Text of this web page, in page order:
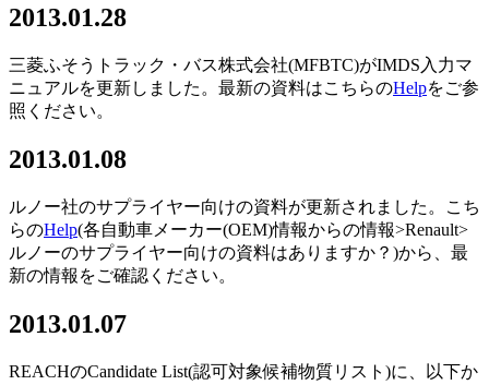
2013.01.28
三菱ふそうトラック・バス株式会社(MFBTC)がIMDS入力マ
ニュアルを更新しました。最新の資料はこちらのHelpをご参
照ください。
2013.01.08
ルノー社のサプライヤー向けの資料が更新されました。こち
らのHelp(各自動車メーカー(OEM)情報からの情報>Renault>
ルノーのサプライヤー向けの資料はありますか？)から、最
新の情報をご確認ください。
2013.01.07
REACHのCandidate List(認可対象候補物質リスト)に、以下か